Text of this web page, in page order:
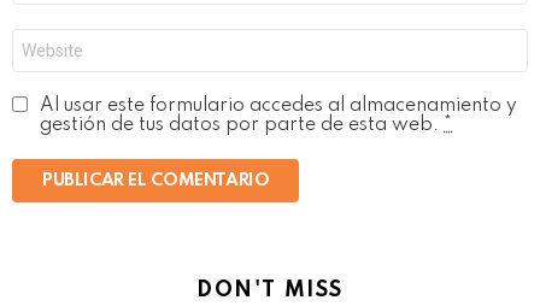
*
Al usar este formulario accedes al almacenamiento y
gestión de tus datos por parte de esta web.
DON'T MISS